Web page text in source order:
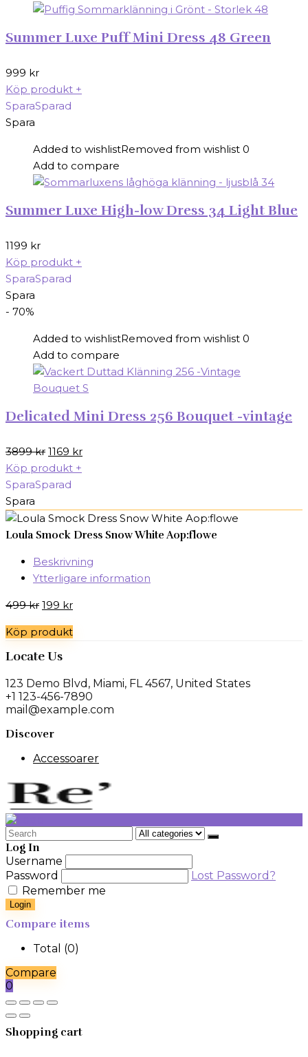
Summer Luxe Puff Mini Dress 48 Green
999 kr
Köp produkt +
SparaSparad
Spara
Added to wishlistRemoved from wishlist 0
Add to compare
Summer Luxe High-low Dress 34 Light Blue
1199 kr
Köp produkt +
SparaSparad
Spara
- 70%
Added to wishlistRemoved from wishlist 0
Add to compare
Delicated Mini Dress 256 Bouquet -vintage
3899kr Det
ursprungliga
priset
3899 kr.
1169 krDet
1169 kr.
Köp produkt +
SparaSparad
Spara
Loula Smock Dress Snow White Aop:flowe
Beskrivning
Ytterligare information
499kr Det
priset
var:
199 krDet
priset
Köp produkt
Locate Us
123 Demo Blvd, Miami, FL 4567, United States
+1 123-456-7890
mail@example.com
Discover
Accessoarer
Search
for:
Log In
Username
Password
Lost Password?
Remember me
Login
Compare items
Total (0)
Compare
0
Shopping cart